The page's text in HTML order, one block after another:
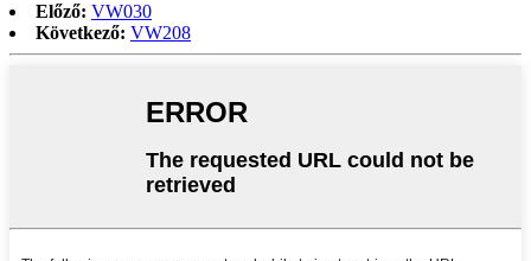
Előző: VW030
Következő: VW208